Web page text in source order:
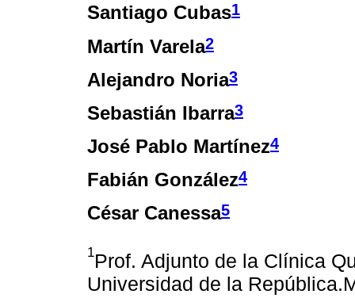
Santiago Cubas1
Martín Varela2
Alejandro Noria3
Sebastián Ibarra3
José Pablo Martínez4
Fabián González4
César Canessa5
1Prof. Adjunto de la Clínica
Universidad de la